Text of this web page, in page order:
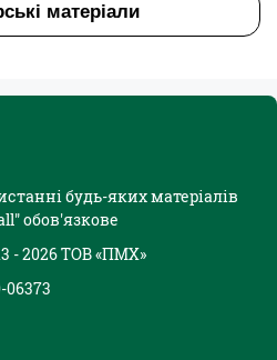
матеріали
будь-яких матеріалів
обов'язкове
- 2026 ТОВ «ПМХ»
06373